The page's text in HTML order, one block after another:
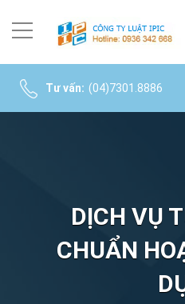
Tư vấn: (04)7301.8886
DỊCH VỤ
CHUẨN